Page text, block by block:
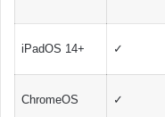
iPadOS 14+ ✓
ChromeOS ✓